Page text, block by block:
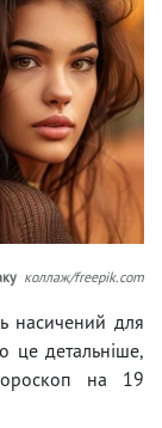
коллаж/freepik.com
насичений для
це детальніше,
на 19